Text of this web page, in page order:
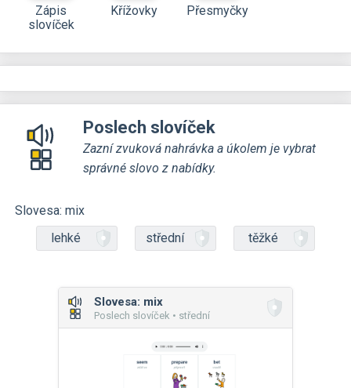
Zápis
slovíček
Křížovky Přesmyčky
Poslech slovíček
Zazní zvuková nahrávka a úkolem je vybrat
správné slovo z nabídky.
Slovesa: mix
lehké
střední těžké
Slovesa: mix
Poslech slovíček • střední